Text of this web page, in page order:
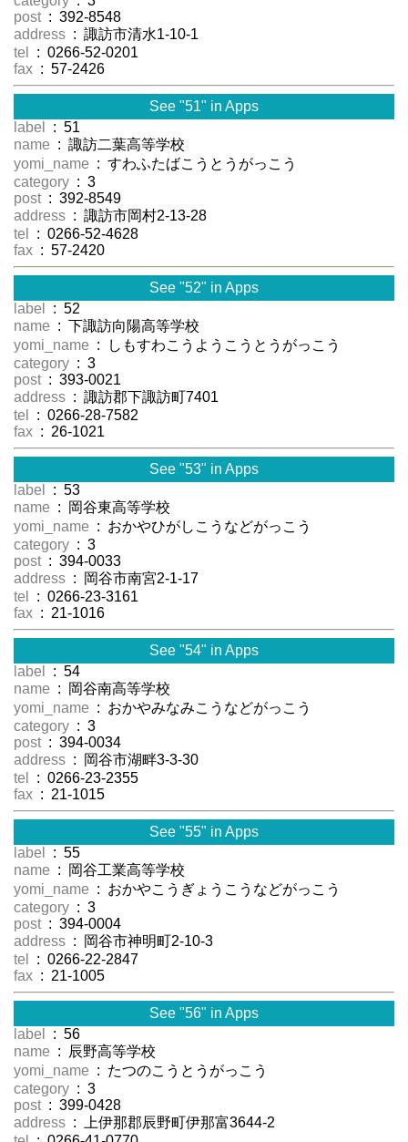
post : 392-8548
address : 諏訪市清水1-10-1
tel
: 0266-52-0201
fax : 57-2426
See "51" in Apps
label
: 51
name : 諏訪二葉高等学校
yomi_name : すわふたばこうとうがっこう
category : 3
post : 392-8549
address : 諏訪市岡村2-13-28
tel
: 0266-52-4628
fax : 57-2420
See "52" in Apps
label
: 52
name : 下諏訪向陽高等学校
yomi_name : しもすわこうようこうとうがっこう
category : 3
post : 393-0021
address : 諏訪郡下諏訪町7401
tel
: 0266-28-7582
fax : 26-1021
See "53" in Apps
label
: 53
name : 岡谷東高等学校
yomi_name : おかやひがしこうなどがっこう
category : 3
post : 394-0033
address : 岡谷市南宮2-1-17
tel
: 0266-23-3161
fax : 21-1016
See "54" in Apps
label
: 54
name : 岡谷南高等学校
yomi_name : おかやみなみこうなどがっこう
category : 3
post : 394-0034
address : 岡谷市湖畔3-3-30
tel
: 0266-23-2355
fax : 21-1015
See "55" in Apps
label
: 55
name : 岡谷工業高等学校
yomi_name : おかやこうぎょうこうなどがっこう
category : 3
post : 394-0004
address : 岡谷市神明町2-10-3
tel
: 0266-22-2847
fax : 21-1005
See "56" in Apps
label
: 56
name : 辰野高等学校
yomi_name : たつのこうとうがっこう
category : 3
post : 399-0428
address : 上伊那郡辰野町伊那富3644-2